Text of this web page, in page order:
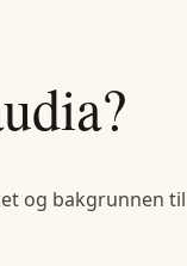
?
og bakgrunnen til